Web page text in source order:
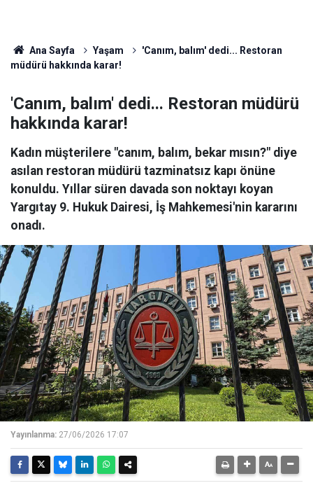
Ana Sayfa Yaşam
'Canım, balım' dedi... Restoran
müdürü hakkında karar!
'Canım, balım' dedi... Restoran müdürü
hakkında karar!
Kadın müşterilere "canım, balım, bekar mısın?" diye
asılan restoran müdürü tazminatsız kapı önüne
konuldu. Yıllar süren davada son noktayı koyan
Yargıtay 9. Hukuk Dairesi, İş Mahkemesi'nin kararını
onadı.
Yayınlanma: 27/06/2026 17:07